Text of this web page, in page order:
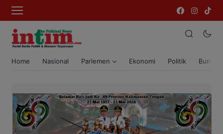
Home Nasional Parlemen Ekonomi Politik Bumi